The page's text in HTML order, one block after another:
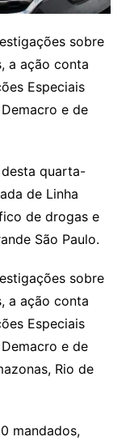
sobre
a ação conta
Especiais
e de
quarta-
de Linha
de drogas e
São Paulo.
sobre
a ação conta
Especiais
e de
Rio de
mandados,